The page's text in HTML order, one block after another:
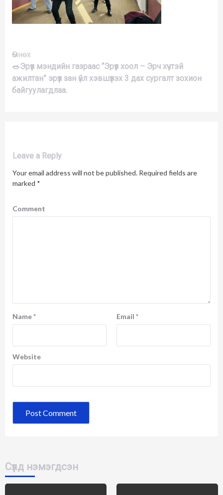
Үргэлжлүүлэх
Өмнөх
🥗Эрүүл мэндийн газраас “Эрүүл хоол – Эрч хүчтэй
ажилтан” эрүүл зан үйл хэвшүүлэх 3 дах сургалт зохион
байгуулагдлаа.
Leave a Reply
Your email address will not be published. Required fields are
marked *
Comment
Name* Email *
Website
Сүүлд нэмэгдсэн